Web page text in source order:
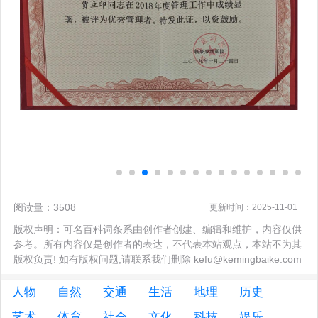
阅读量：3508 更新时间：2025-11-01
版权声明：可名百科词条系由创作者创建、编辑和维护，内容仅供
参考。所有内容仅是创作者的表达，不代表本站观点，本站不为其
版权负责! 如有版权问题,请联系我们删除 kefu@kemingbaike.com
人物 自然 交通 生活 地理
历史